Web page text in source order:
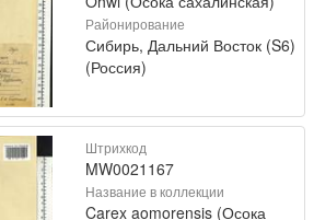
Районирование
Сибирь, Дальний Восток (S6)
(Россия)
Штрихкод
MW0021167
Название в коллекции
Carex aomorensis (Осока